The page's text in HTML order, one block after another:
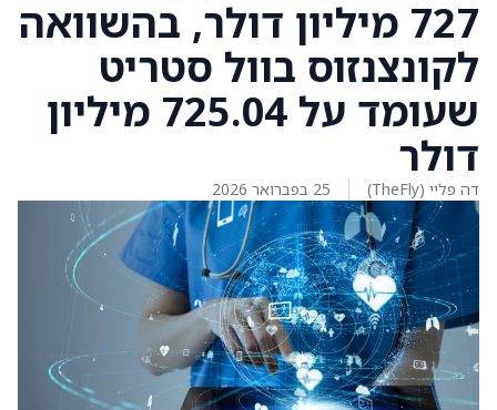
727 מיליון דולר, בהשוואה
לקונצנזוס בוול סטריט
שעומד על 725.04 מיליון
דולר
דה פליי (TheFly) 25 בפברואר 2026